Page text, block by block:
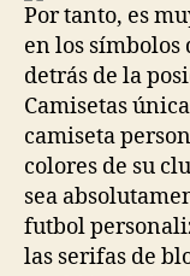
Por tanto, es
en los
detrás de la
Camisetas
camiseta
colores de su
sea
futbol
las serifas de